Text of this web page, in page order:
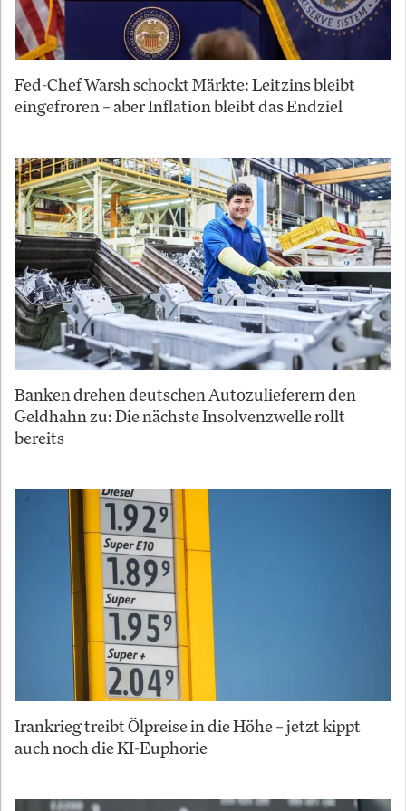
Fed-Chef Warsh schockt Märkte: Leitzins bleibt
eingefroren – aber Inflation bleibt das Endziel
Banken drehen deutschen Autozulieferern den
Geldhahn zu: Die nächste Insolvenzwelle rollt
bereits
Irankrieg treibt Ölpreise in die Höhe – jetzt kippt
auch noch die KI-Euphorie